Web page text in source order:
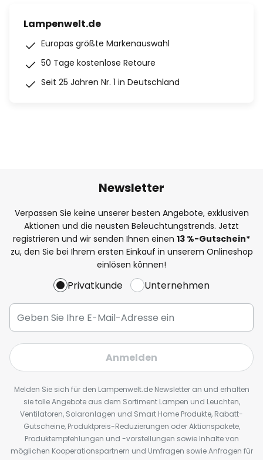
Lampenwelt.de
Europas größte Markenauswahl
50 Tage kostenlose Retoure
Seit 25 Jahren Nr. 1 in Deutschland
Newsletter
Verpassen Sie keine unserer besten Angebote, exklusiven
Aktionen und die neusten Beleuchtungstrends. Jetzt
registrieren und wir senden Ihnen einen 13 %-Gutschein*
zu, den Sie bei Ihrem ersten Einkauf in unserem Onlineshop
einlösen können!
Privatkunde Unternehmen
Anmelden
Melden Sie sich für den Lampenwelt.de Newsletter an und erhalten
sie tolle Angebote aus dem Sortiment Lampen und Leuchten,
Ventilatoren, Solaranlagen und Smart Home Produkte, Rabatt-
Gutscheine, Produktpreis-Reduzierungen oder Aktionspakete,
Produktempfehlungen und -vorstellungen sowie Inhalte von
möglichen Kooperationspartnern und Umfragen sowie Anfragen für